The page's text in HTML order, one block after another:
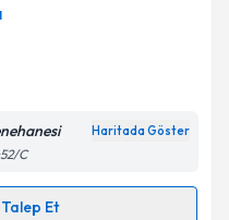
Gönder
takvimi talebi
almanız için bir
ile bilgilendireceğiz.
ilişkin
Haritada Göster
C
Et